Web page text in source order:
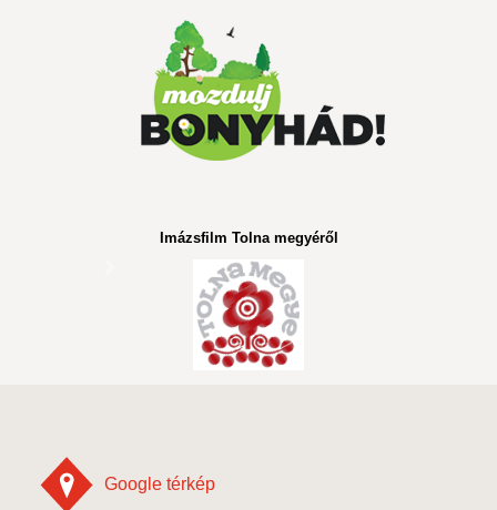
Imázsfilm Tolna megyéről
Google térkép